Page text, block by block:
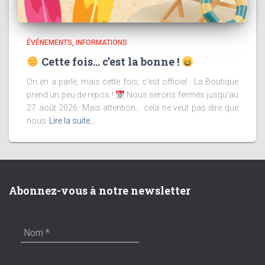
ÉVÉNEMENTS INFORMATIONS
Cette fois… c’est la bonne !
On en a parlé, mais cette fois, c’est officiel : La Boutique
prend un peu de repos !
Nous serons fermés jusqu’au
27 août 2026. Mais attention… cela ne veut pas dire que
nous Lire la suite…
Abonnez-vous à notre newsletter